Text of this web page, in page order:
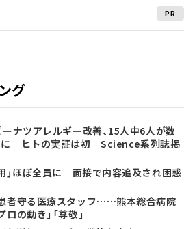
PR
グ
ーナツアレルギー改善、15人中6人が数
に ヒトの実証は初 Science系列誌掲
」ほぼ全員に 面接で内容追及され困惑
者守る医療スタッフ……熊本総合病院
の動き」「尊敬」